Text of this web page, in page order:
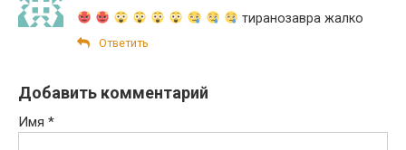
тиранозавра жалко
Ответить
Добавить комментарий
Имя *